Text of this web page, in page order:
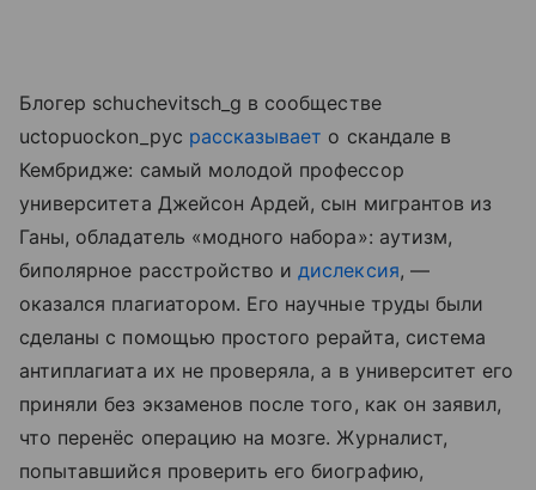
Блогер schuchevitsch_g в сообществе
uctopuockon_pyc рассказывает о скандале в
Кембридже: самый молодой профессор
университета Джейсон Ардей, сын мигрантов из
Ганы, обладатель «модного набора»: аутизм,
биполярное расстройство идислексия, —
оказался плагиатором. Его научные труды были
сделаны с помощью простого рерайта, система
антиплагиата их не проверяла, а в университет его
приняли без экзаменов после того, как он заявил,
что перенёс операцию на мозге. Журналист,
попытавшийся проверить его биографию,